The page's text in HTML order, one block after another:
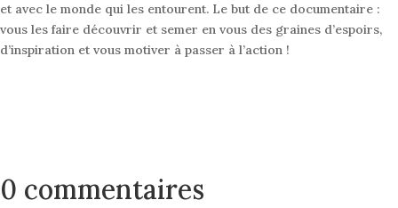
et avec le monde qui les entourent. Le but de ce documentaire :
vous les faire découvrir et semer en vous des graines d’espoirs,
d’inspiration et vous motiver à passer à l’action !
0 commentaires